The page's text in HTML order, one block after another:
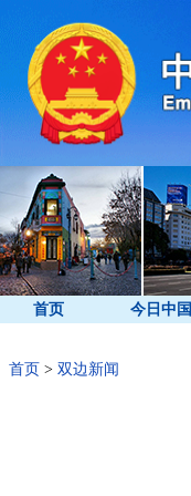
首页 今日中国
首页 > 双边新闻